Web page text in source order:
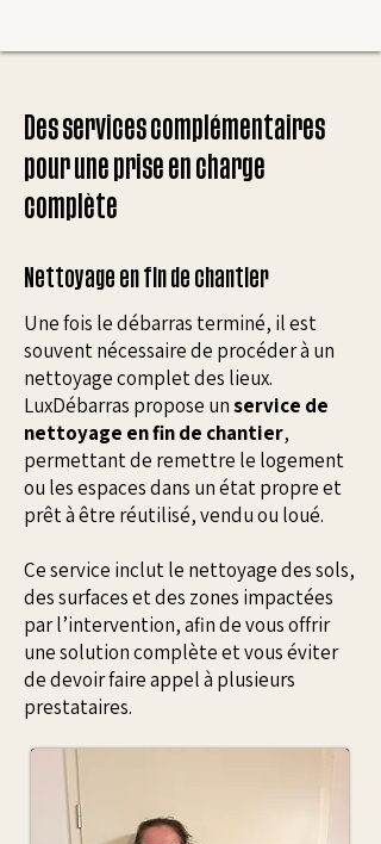
Des services complémentaires
pour une prise en charge
complète
Nettoyage en fin de chantier
Une fois le débarras terminé, il est
souvent nécessaire de procéder à un
nettoyage complet des lieux.
LuxDébarras propose unservice de
nettoyage en fin de chantier,
permettant de remettre le logement
ou les espaces dans un état propre et
prêt à être réutilisé, vendu ou loué.
Ce service inclut le nettoyage des sols,
des surfaces et des zones impactées
par l’intervention, afin de vous offrir
une solution complète et vous éviter
de devoir faire appel à plusieurs
prestataires.